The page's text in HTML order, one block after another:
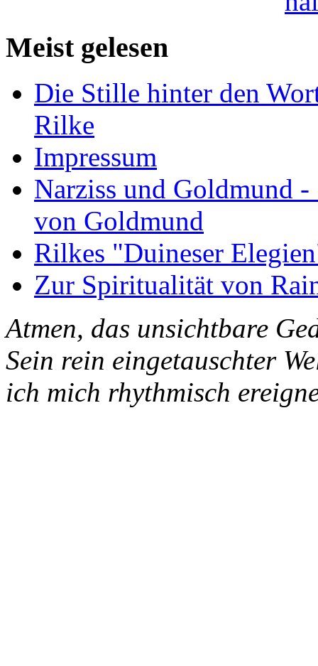
Meist gelesen
Die Stille hinter den
Rilke
Impressum
Narziss und Goldmund
von Goldmund
Rilkes "Duineser
Zur Spiritualität von
Atmen, das unsichtbare
Sein rein eingetauschter
ich mich rhythmisch